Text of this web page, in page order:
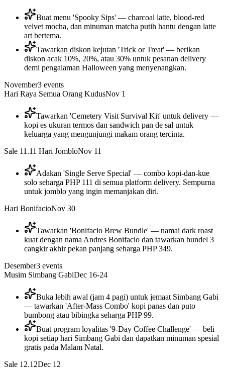
Buat menu 'Spooky Sips' — charcoal latte, blood-red
velvet mocha, dan minuman matcha putih hantu dengan latte
art bertema.
Tawarkan diskon kejutan 'Trick or Treat' — berikan
diskon acak 10%, 20%, atau 30% untuk pesanan delivery
demi pengalaman Halloween yang menyenangkan.
November3 events
Hari Raya Semua Orang KudusNov 1
Tawarkan 'Cemetery Visit Survival Kit' untuk delivery —
kopi es ukuran termos dan sandwich pan de sal untuk
keluarga yang mengunjungi makam orang tercinta.
Sale 11.11 Hari JombloNov 11
Adakan 'Single Serve Special' — combo kopi-dan-kue
solo seharga PHP 111 di semua platform delivery. Sempurna
untuk jomblo yang ingin memanjakan diri.
Hari BonifacioNov 30
Tawarkan 'Bonifacio Brew Bundle' — namai dark roast
kuat dengan nama Andres Bonifacio dan tawarkan bundel 3
cangkir akhir pekan panjang seharga PHP 349.
Desember3 events
Musim Simbang GabiDec 16-24
Buka lebih awal (jam 4 pagi) untuk jemaat Simbang Gabi
— tawarkan 'After-Mass Combo' kopi panas dan puto
bumbong atau bibingka seharga PHP 99.
Buat program loyalitas '9-Day Coffee Challenge' — beli
kopi setiap hari Simbang Gabi dan dapatkan minuman spesial
gratis pada Malam Natal.
Sale 12.12Dec 12